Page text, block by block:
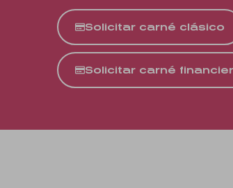
Solicitar carné clásico
Solicitar carné